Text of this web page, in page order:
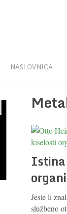
NASLOVNICA
Jeste li
službeno